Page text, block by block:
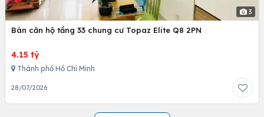
3
Bán căn hộ tầng 33 chung cư Topaz Elite Q8 2PN
4.15 tỷ
Thành phố Hồ Chí Minh
28/07/2026